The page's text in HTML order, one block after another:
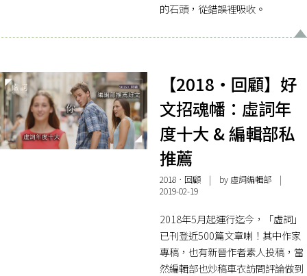
的石頭，從錯誤裡吸收。
【2018・回顧】好
文招魂幡：虛詞年
度十大 & 編輯部私
推薦
2018．回顧| by 虛詞編輯部 |
2019-02-19
2018年5月起運行迄今，「虛詞」
已刊登近500篇文章喇！其中作家
專稿，也有新晉作者素人投稿，當
然編輯部也炒稿車衣訪問評論做到